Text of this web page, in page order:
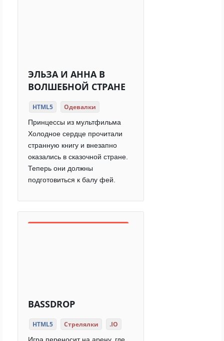
ЭЛЬЗА И АННА В
ВОЛШЕБНОЙ СТРАНЕ
HTML5 Одевалки
Принцессы из мультфильма
Холодное сердце прочитали
странную книгу и внезапно
оказались в сказочной стране.
Теперь они должны
подготовиться к балу фей.
BASSDROP
HTML5 Стрелялки .IO